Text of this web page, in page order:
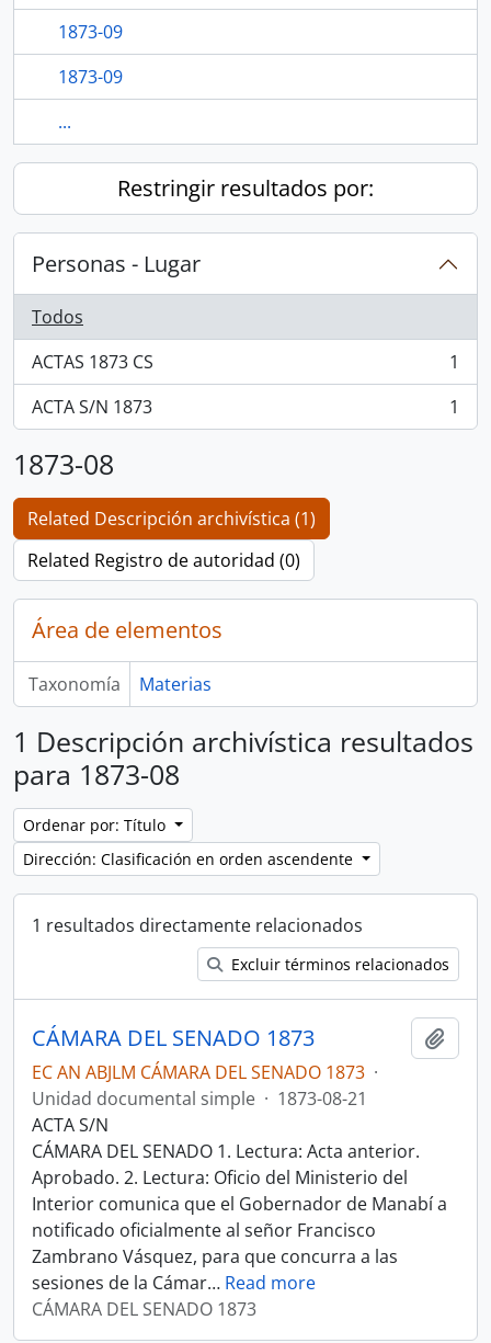
1873-09
1873-09
...
Restringir resultados por:
Personas - Lugar
Todos
ACTAS 1873 CS
, 1 resultados
1
ACTA S/N 1873
, 1 resultados 1
1873-08
Related Descripción archivística (1)
Related Registro de autoridad (0)
Área de elementos
Taxonomía Materias
1 Descripción archivística resultados
para 1873-08
Ordenar por: Título
Dirección: Clasificación en orden ascendente
1 resultados directamente relacionados
Excluir términos relacionados
CÁMARA DEL SENADO 1873
EC AN ABJLM CÁMARA DEL SENADO 1873 ·
Unidad documental simple · 1873-08-21
ACTA S/N
CÁMARA DEL SENADO 1. Lectura: Acta anterior.
Aprobado. 2. Lectura: Oficio del Ministerio del
Interior comunica que el Gobernador de Manabí a
notificado oficialmente al señor Francisco
Zambrano Vásquez, para que concurra a las
sesiones de la Cámar… Read more
CÁMARA DEL SENADO 1873